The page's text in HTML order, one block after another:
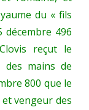
du « fils
décembre 496
reçut le
des mains de
800 que le
vengeur des